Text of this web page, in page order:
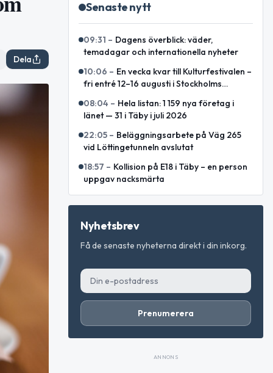
Dela
Senaste nytt
09:31 – Dagens överblick: väder,
temadagar och internationella nyheter
10:06 – En vecka kvar till Kulturfestivalen –
fri entré 12–16 augusti i Stockholms
08:04 – Hela listan: 1 159 nya företag i
länet — 31 i Täby i juli 2026
22:05 – Beläggningsarbete på Väg 265
vid Löttingetunneln avslutat
18:57 – Kollision på E18 i Täby – en person
uppgav nacksmärta
Nyhetsbrev
Få de senaste nyheterna direkt i din inkorg.
Prenumerera
ANNONS